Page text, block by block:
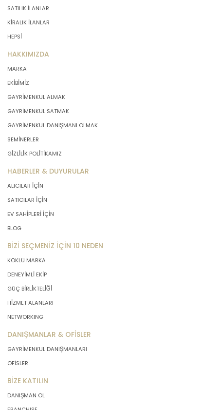
SATILIK İLANLAR
KİRALIK İLANLAR
HEPSİ
HAKKIMIZDA
MARKA
EKİBİMİZ
GAYRİMENKUL ALMAK
GAYRİMENKUL SATMAK
GAYRİMENKUL DANIŞMANI OLMAK
SEMİNERLER
GİZLİLİK POLİTİKAMIZ
HABERLER & DUYURULAR
ALICILAR İÇİN
SATICILAR İÇİN
EV SAHİPLERİ İÇİN
BLOG
BİZİ SEÇMENİZ İÇİN 10 NEDEN
KÖKLÜ MARKA
DENEYİMLİ EKİP
GÜÇ BİRLİKTELİĞİ
HİZMET ALANLARI
NETWORKING
DANIŞMANLAR & OFİSLER
GAYRİMENKUL DANIŞMANLARI
OFİSLER
BİZE KATILIN
DANIŞMAN OL